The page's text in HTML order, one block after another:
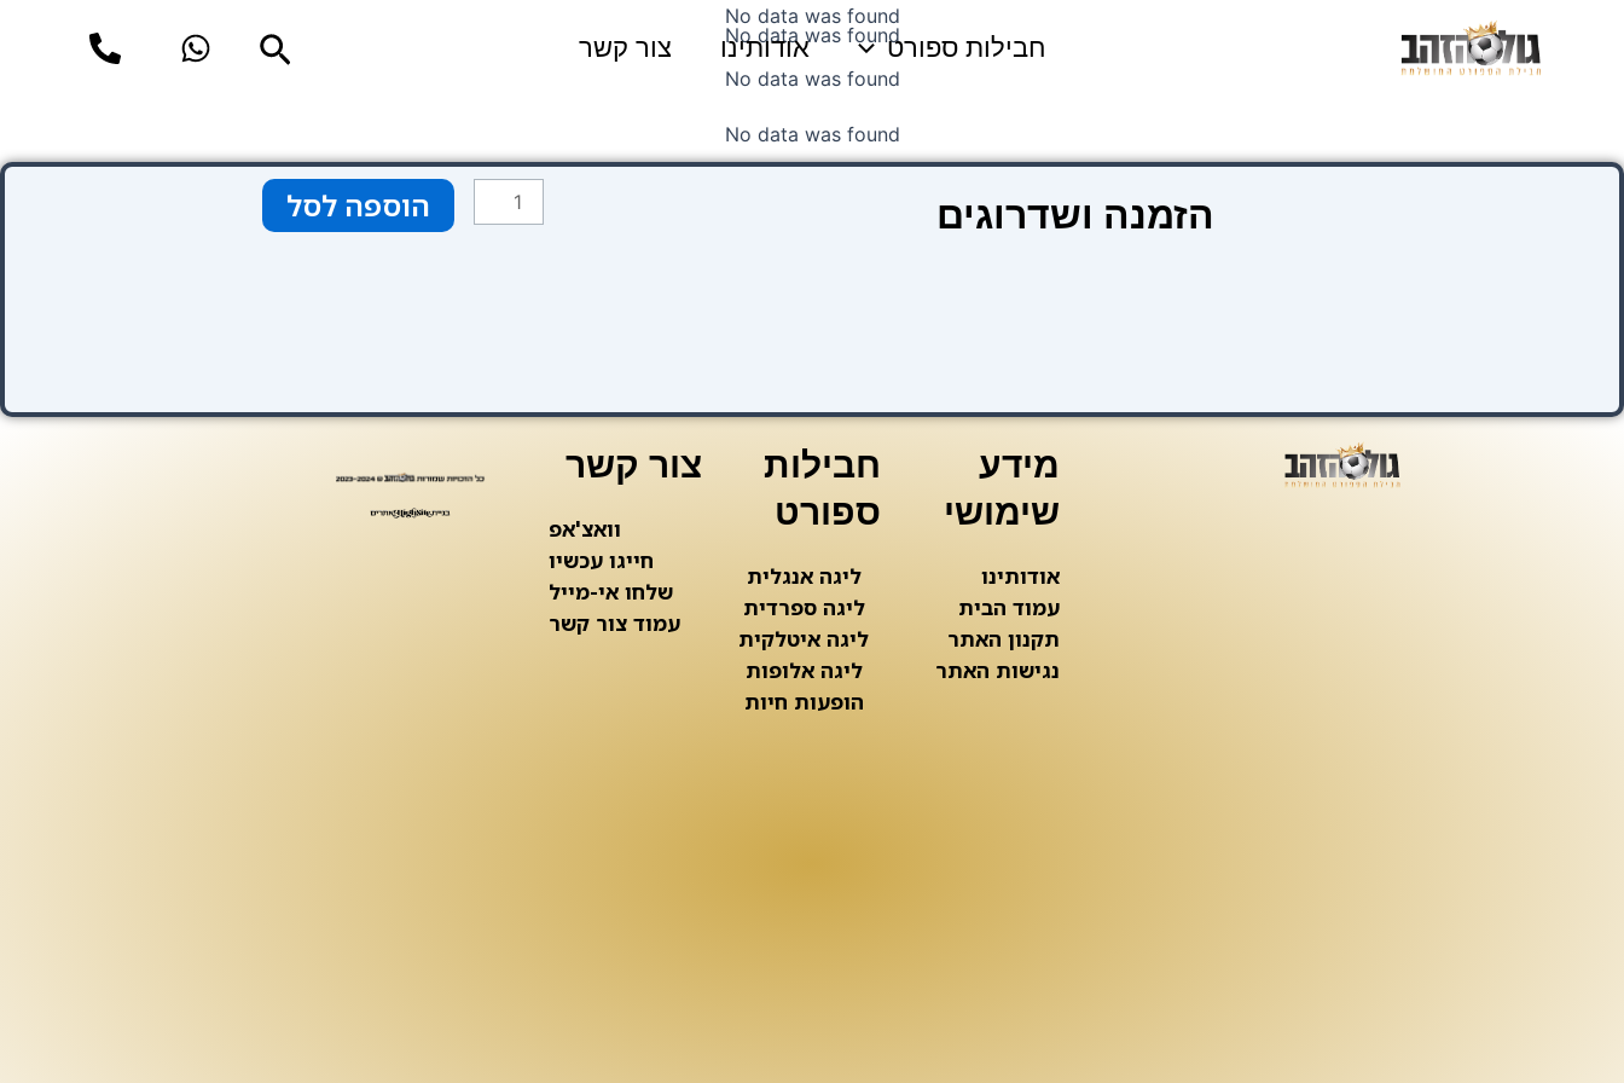
חבילות ספורט אודותינו צור קשר חיפוש
No data was found
No data was found
No data was found
No data was found
הזמנה ושדרוגים
כמות
של
הוספה לסל
מידע
שימושי
אודותינו
עמוד הבית
תקנון האתר
נגישות האתר
חבילות
ספורט
ליגה אנגלית
ליגה ספרדית
ליגה איטלקית
ליגה אלופות
הופעות חיות
צור קשר
וואצ'אפ
חייגו עכשיו
שלחו אי-מייל
עמוד צור קשר